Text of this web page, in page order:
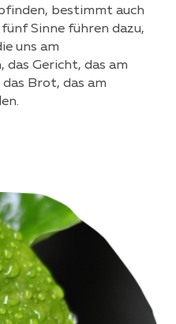
bestimmt auch
Sinne führen dazu,
uns am
das Gericht, das am
Brot, das am